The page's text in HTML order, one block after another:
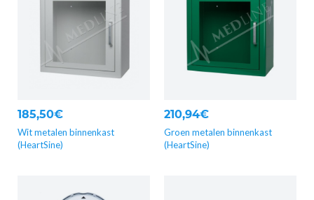
185,50€
Wit metalen binnenkast
(HeartSine)
210,94€
Groen metalen binnenkast
(HeartSine)